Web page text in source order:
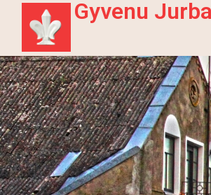
Gyvenu